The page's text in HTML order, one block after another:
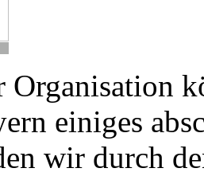
Organisation
einiges
wir durch